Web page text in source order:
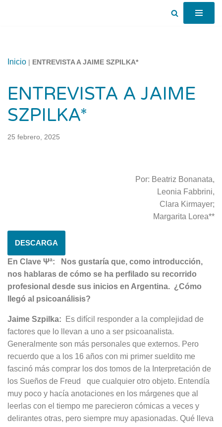
Inicio | ENTREVISTA A JAIME SZPILKA*
ENTREVISTA A JAIME
SZPILKA*
25 febrero, 2025
Por: Beatriz Bonanata,
Leonia Fabbrini,
Clara Kirmayer;
Margarita Lorea**
DESCARGA
En Clave Ψª: Nos gustaría que, como introducción,
nos hablaras de cómo se ha perfilado su recorrido
profesional desde sus inicios en Argentina. ¿Cómo
llegó al psicoanálisis?
Jaime Szpilka:
Es difícil responder a la complejidad de
factores que lo llevan a uno a ser psicoanalista.
Generalmente son más personales que externos. Pero
recuerdo que a los 16 años con mi primer sueldito me
fascinó más comprar los dos tomos de la Interpretación de
los Sueños de Freud que cualquier otro objeto. Entendía
muy poco y hacía anotaciones en los márgenes que al
leerlas con el tiempo me parecieron cómicas a veces y
delirantes otras, pero siempre muy apasionadas. Qué lleva